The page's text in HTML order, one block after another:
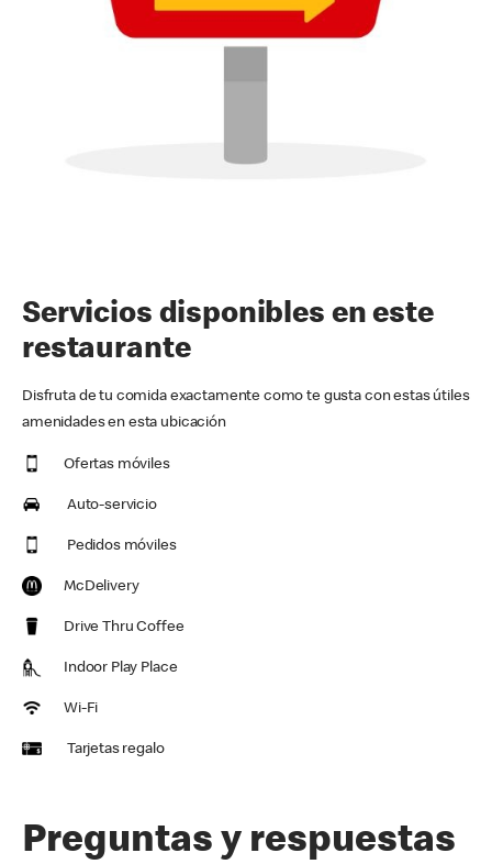
Servicios disponibles en este
restaurante
Disfruta de tu comida exactamente como te gusta con estas útiles
amenidades en esta ubicación
Ofertas móviles
Auto-servicio
Pedidos móviles
McDelivery
Drive Thru Coffee
Indoor Play Place
Wi-Fi
Tarjetas regalo
Preguntas y respuestas